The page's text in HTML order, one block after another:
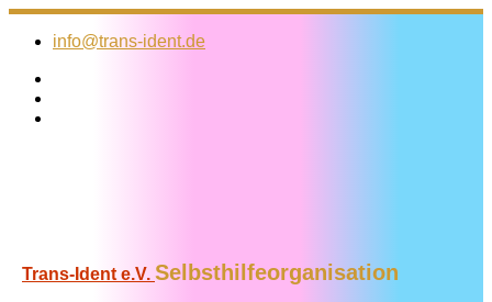
Zum
Inhalt
info@trans-ident.de
Trans-Ident e.V. Selbsthilfeorganisation